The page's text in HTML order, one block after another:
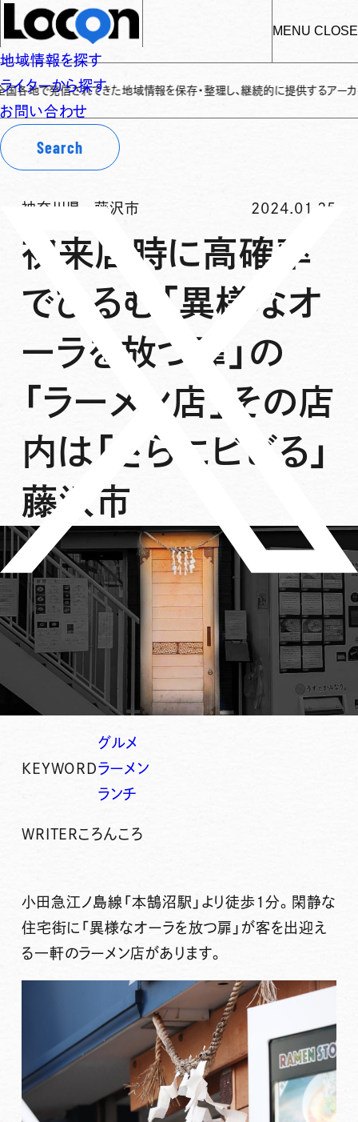
MENU CLOSE
地域情報を探す
ライターから探す
お問い合わせ
Search
れてきた地域情報を保存・整理し、継続的に提供するアーカイブサイトです
神奈川県 藤沢市 2024.01.25
初来店時に高確率
でひるむ「異様なオ
ーラを放つ扉」の
「ラーメン店」その店
内は「さらにビビる」
藤沢市
KEYWORD
グルメ
ラーメン
ランチ
WRITERころんころ
小田急江ノ島線「本鵠沼駅」より徒歩1分。閑静な
住宅街に「異様なオーラを放つ扉」が客を出迎え
る一軒のラーメン店があります。